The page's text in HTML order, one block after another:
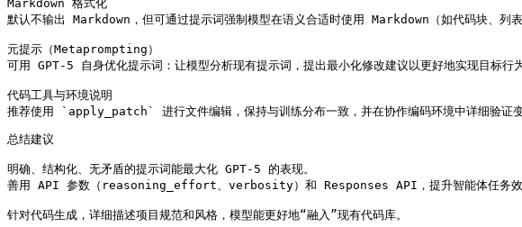
Markdown 格式化
默认不输出 Markdown，但可通过提示词强制模型在语义合适时使用 Markdown（如代码块、
元提示（Metaprompting）
可用 GPT-5 自身优化提示词：让模型分析现有提示词，提出最小化修改建议以更好地实现目标行为
代码工具与环境说明
推荐使用 `apply_patch` 进行文件编辑，保持与训练分布一致，并在协作编码环境中详细验证变
总结建议
明确、结构化、无矛盾的提示词能最大化 GPT-5 的表现。
善用 API 参数（reasoning_effort、verbosity）和 Responses API，提升智能体任务效
针对代码生成，详细描述项目规范和风格，模型能更好地“融入”现有代码库。